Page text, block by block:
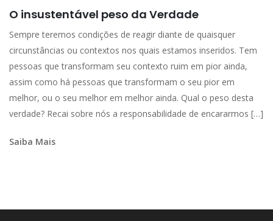
O insustentável peso da Verdade
Sempre teremos condições de reagir diante de quaisquer
circunstâncias ou contextos nos quais estamos inseridos. Tem
pessoas que transformam seu contexto ruim em pior ainda,
assim como há pessoas que transformam o seu pior em
melhor, ou o seu melhor em melhor ainda. Qual o peso desta
verdade? Recai sobre nós a responsabilidade de encararmos […]
Saiba Mais